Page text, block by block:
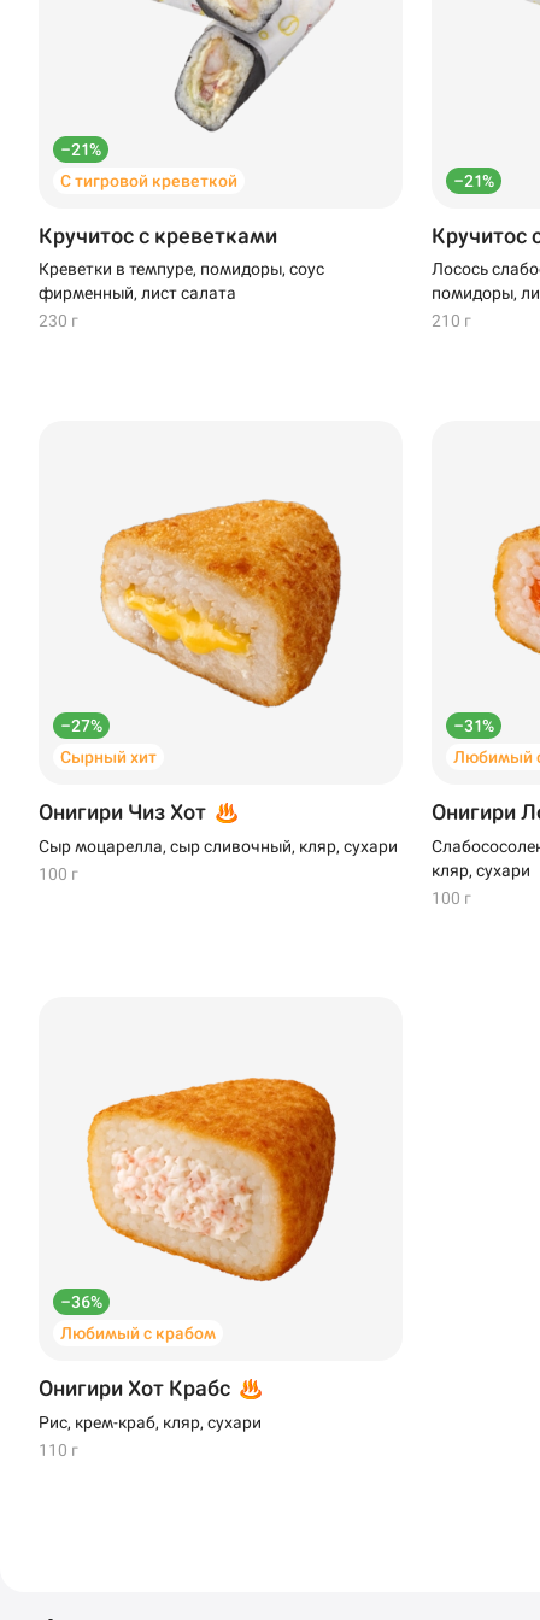
–21%
С тигровой креветкой
Кручитос с креветками
Креветки в темпуре, помидоры, соус
фирменный, лист салата
230 г
–21%
Кручитос
Лосось
помидоры,
210 г
–27%
Сырный хит
Онигири Чиз Хот
Сыр моцарелла, сыр сливочный, кляр, сухари
100 г
–31%
Любимый
Онигири
кляр, сухари
100 г
–36%
Любимый с крабом
Онигири Хот Крабс
Рис, крем-краб, кляр, сухари
110 г